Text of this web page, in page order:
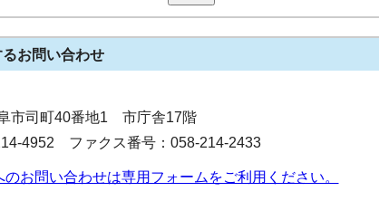
お問い合わせ
市司町40番地1 市庁舎17階
4952 ファクス番号：058-214-2433
のお問い合わせは専用フォームをご利用ください。